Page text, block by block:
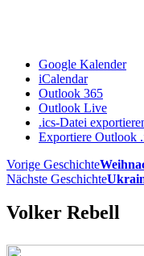
Google Kalender
iCalendar
Outlook 365
Outlook Live
.ics-Datei
Exportiere Outlook
Vorige Geschichte
Nächste Geschichte
Volker Rebell